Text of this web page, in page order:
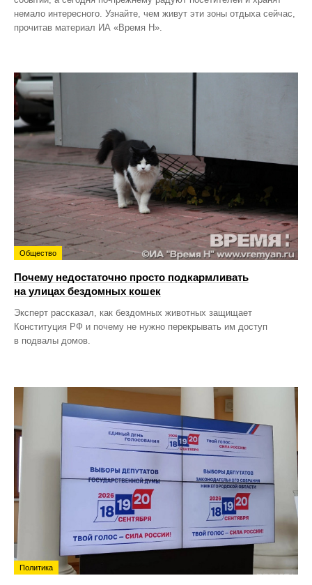
немало интересного. Узнайте, чем живут эти зоны отдыха сейчас,
прочитав материал ИА «Время Н».
Общество
Почему недостаточно просто подкармливать
на улицах бездомных кошек
Эксперт рассказал, как бездомных животных защищает
Конституция РФ и почему не нужно перекрывать им доступ
в подвалы домов.
Политика